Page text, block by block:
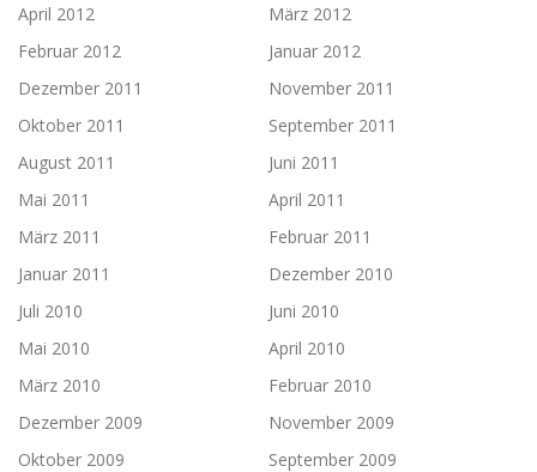
April 2012
März 2012
Februar 2012
Januar 2012
Dezember 2011
November 2011
Oktober 2011
September 2011
August 2011
Juni 2011
Mai 2011
April 2011
März 2011
Februar 2011
Januar 2011
Dezember 2010
Juli 2010
Juni 2010
Mai 2010
April 2010
März 2010
Februar 2010
Dezember 2009
November 2009
Oktober 2009
September 2009